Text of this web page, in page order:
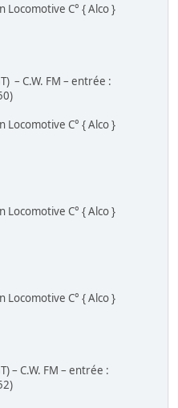
Locomotive C° { Alco }
– C.W. FM – entrée :
Locomotive C° { Alco }
Locomotive C° { Alco }
Locomotive C° { Alco }
– C.W. FM – entrée :